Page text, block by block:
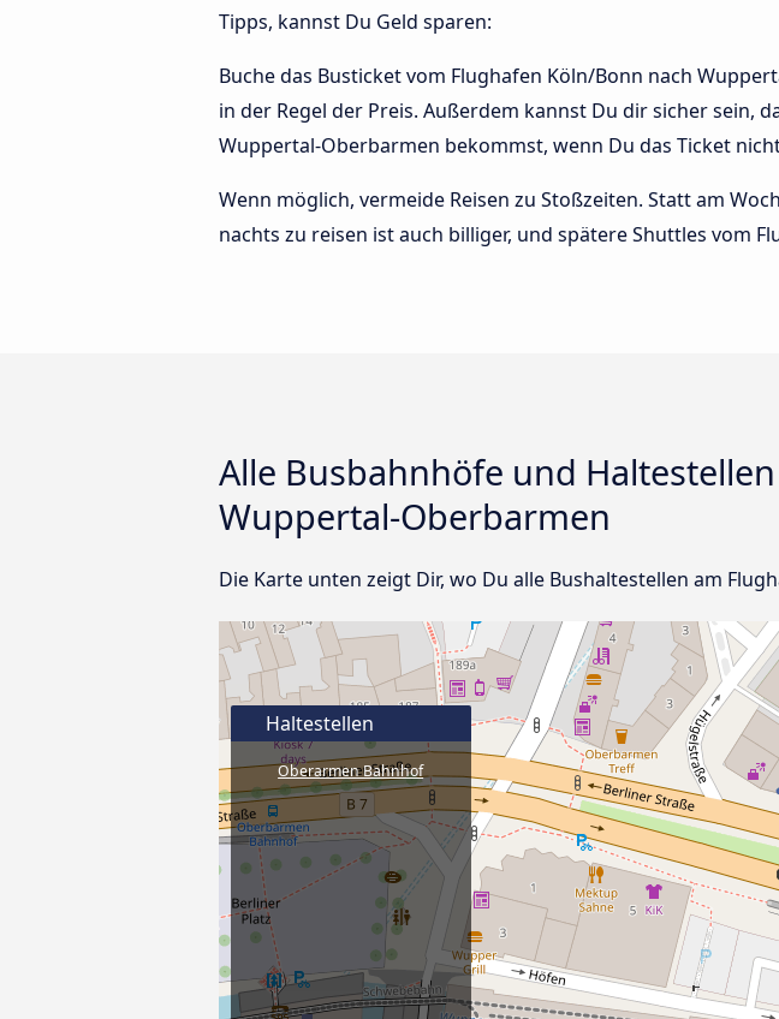
Tipps, kannst Du Geld sparen:
Buche das Busticket vom Flughafen Köln/Bonn nach
in der Regel der Preis. Außerdem kannst Du dir sicher sein,
Wuppertal-Oberbarmen bekommst, wenn Du das Ticket
Wenn möglich, vermeide Reisen zu Stoßzeiten. Statt am
nachts zu reisen ist auch billiger, und spätere Shuttles vom
Alle Busbahnhöfe und
Wuppertal-Oberbarmen
Die Karte unten zeigt Dir, wo Du alle Bushaltestellen am
Haltestellen
Oberarmen Bahnhof